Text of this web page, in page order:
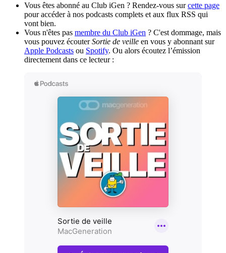
Vous êtes abonné au Club iGen ? Rendez-vous surcette page
pour accéder à nos podcasts complets et aux flux RSS qui
vont bien.
Vous n'êtes pas membre du Club iGen ? C'est dommage, mais
vous pouvez écouterSortie de veille en vous y abonnant sur
Apple Podcasts ou Spotify. Ou alors écoutez l’émission
directement dans ce lecteur :